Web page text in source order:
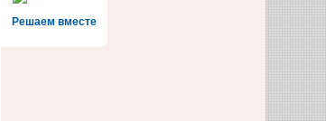
Решаем вместе